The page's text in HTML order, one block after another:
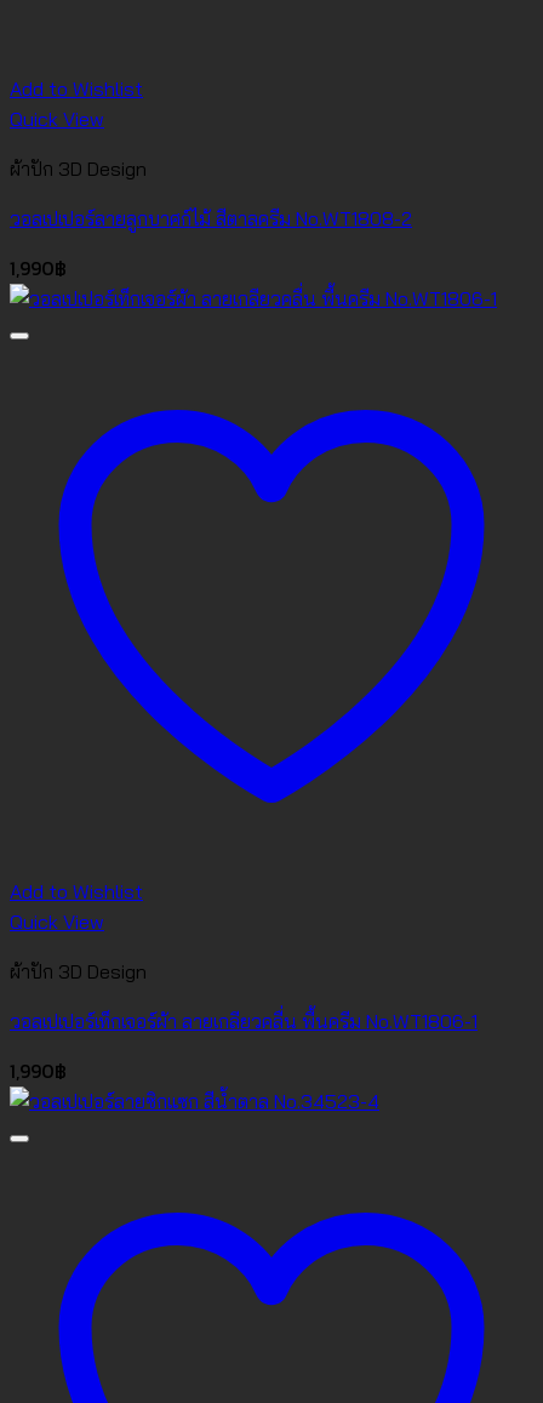
Add to Wishlist
Quick View
ผ้าปัก 3D Design
วอลเปเปอร์ลายลูกบาศก์ไม้ สีตาลครีม No.WT1808-2
1,990฿
Add to Wishlist
Quick View
ผ้าปัก 3D Design
วอลเปเปอร์เท็กเจอร์ผ้า ลายเกลียวคลื่น พื้นครีม No.WT1806-1
1,990฿